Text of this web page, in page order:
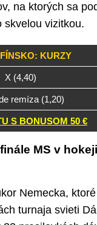
na ktorých sa
skvelou vizitkou.
KURZY
X (4,40)
remíza (1,20)
S BONUSOM 50 €
MS v
Nemecka,
turnaja svieti